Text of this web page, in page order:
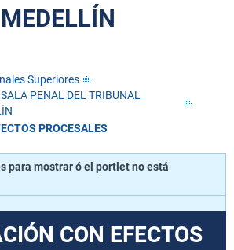
MEDELLÍN
Superiores
PENAL DEL TRIBUNAL
PROCESALES
para mostrar ó el portlet no está
CON EFECTOS